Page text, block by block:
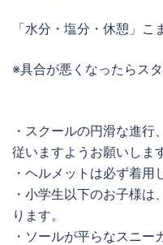
「水分・塩分・休憩」こ
※具合が悪くなったらス
・スクールの円滑な進
従いますようお願いしま
・ヘルメットは必ず着用
・小学生以下のお子様
ります。
・ソールが平らなスニー